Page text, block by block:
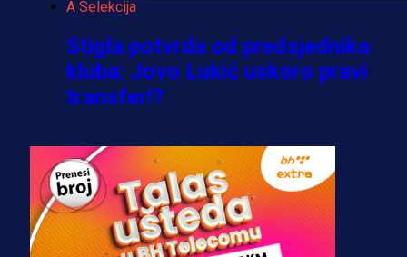
A Selekcija
Stigla potvrda od predsjednika
kluba: Jovo Lukić uskoro pravi
transfer!?
A Selekcija
Zmajevi dobili veliko pojačanje:
Fudbaler Olympiacosa želi obući
dres BiH!